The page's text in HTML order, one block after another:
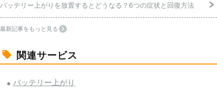
バッテリー上がりを放置するとどうなる？6つの症状と回復方法
最新記事をもっと見る
関連サービス
バッテリー上がり